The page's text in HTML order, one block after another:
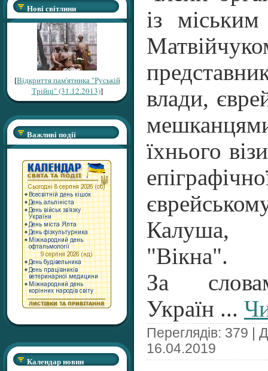
Нові світлини
[Відкриття пам'ятника "Руській
Трійці" (31.12.2013)]
Важливі події
Календар новин
із
влади,
їхнього
Калуша,
"Вікна".
За
Україн ...
Переглядів: 379 |
16.04.2019